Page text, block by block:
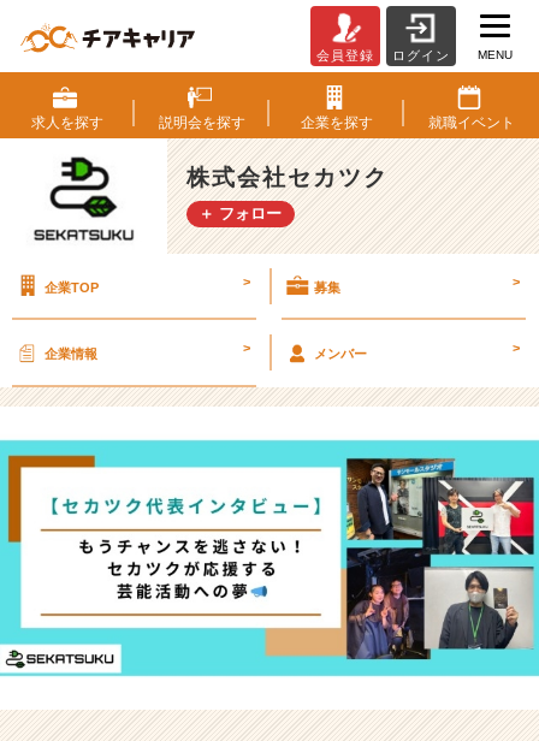
カ
ツ
ク
代
表
イ
ュ
う
ャ
ン
ス
を
逃
さ
な
い！
カ
会員登録 ログイン MENU
求人を探す 説明会を探す 企業を探す 就職イベント
株式会社セカツク
＋ フォロー
企業TOP > 募集 >
企業情報 > メンバー >